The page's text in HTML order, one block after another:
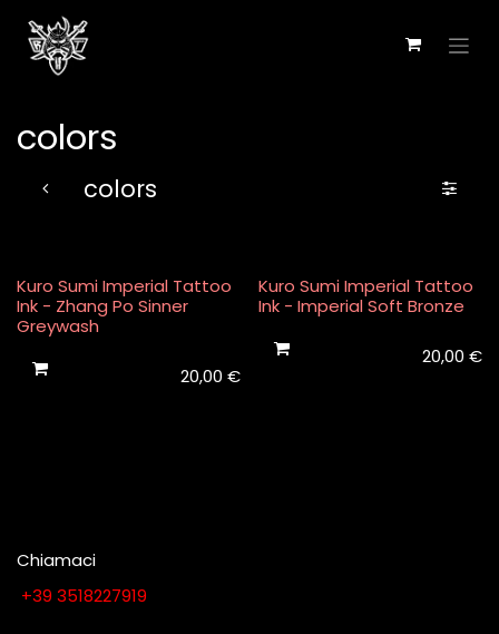
Passa al contenuto
colors
colors
Kuro Sumi Imperial Tattoo
Ink - Zhang Po Sinner
Greywash
20,00 €
Kuro Sumi Imperial Tattoo
Ink - Imperial Soft Bronze
20,00 €
Chiamaci
​​​​​​​​​​​​​​+​3​9​ ​3​5​1​8​2​2​7​9​1​9